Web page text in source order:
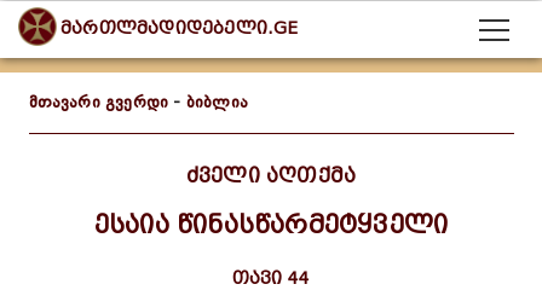
მართლმადიდებელი.GE
მთავარი გვერდი - ბიბლია
ძველი აღთქმა
ესაია წინასწარმეტყველი
თავი 44